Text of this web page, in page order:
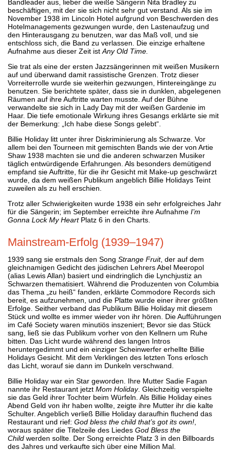
Bandleader aus, lieber die weiße Sängerin Nita Bradley zu
beschäftigen, mit der sie sich nicht sehr gut verstand. Als sie im
November 1938 im Lincoln Hotel aufgrund von Beschwerden des
Hotelmanagements gezwungen wurde, den Lastenaufzug und
den Hinterausgang zu benutzen, war das Maß voll, und sie
entschloss sich, die Band zu verlassen. Die einzige erhaltene
Aufnahme aus dieser Zeit ist Any Old Time.
Sie trat als eine der ersten Jazzsängerinnen mit weißen Musikern
auf und überwand damit rassistische Grenzen. Trotz dieser
Vorreiterrolle wurde sie weiterhin gezwungen, Hintereingänge zu
benutzen. Sie berichtete später, dass sie in dunklen, abgelegenen
Räumen auf ihre Auftritte warten musste. Auf der Bühne
verwandelte sie sich in Lady Day mit der weißen Gardenie im
Haar. Die tiefe emotionale Wirkung ihres Gesangs erklärte sie mit
der Bemerkung: „Ich habe diese Songs gelebt“.
Billie Holiday litt unter ihrer Diskriminierung als Schwarze. Vor
allem bei den Tourneen mit gemischten Bands wie der von Artie
Shaw 1938 machten sie und die anderen schwarzen Musiker
täglich entwürdigende Erfahrungen. Als besonders demütigend
empfand sie Auftritte, für die ihr Gesicht mit Make-up geschwärzt
wurde, da dem weißen Publikum angeblich Billie Holidays Teint
zuweilen als zu hell erschien.
Trotz aller Schwierigkeiten wurde 1938 ein sehr erfolgreiches Jahr
für die Sängerin; im September erreichte ihre Aufnahme I’m
Gonna Lock My HeartPlatz 6 in den Charts.
Mainstream-Erfolg (1939–1947)
1939 sang sie erstmals den Song Strange Fruit, der auf dem
gleichnamigen Gedicht des jüdischen Lehrers Abel Meeropol
(alias Lewis Allan) basiert und eindringlich die Lynchjustiz an
Schwarzen thematisiert. Während die Produzenten von Columbia
das Thema „zu heiß“ fanden, erklärte Commodore Records sich
bereit, es aufzunehmen, und die Platte wurde einer ihrer größten
Erfolge. Seither verband das Publikum Billie Holiday mit diesem
Stück und wollte es immer wieder von ihr hören. Die Aufführungen
im Café Society waren minutiös inszeniert; Bevor sie das Stück
sang, ließ sie das Publikum vorher von den Kellnern um Ruhe
bitten. Das Licht wurde während des langen Intros
heruntergedimmt und ein einziger Scheinwerfer erhellte Billie
Holidays Gesicht. Mit dem Verklingen des letzten Tons erlosch
das Licht, worauf sie dann im Dunkeln verschwand.
Billie Holiday war ein Star geworden. Ihre Mutter Sadie Fagan
nannte ihr Restaurant jetzt Mom Holiday. Gleichzeitig verspielte
sie das Geld ihrer Tochter beim Würfeln. Als Billie Holiday eines
Abend Geld von ihr haben wollte, zeigte ihre Mutter ihr die kalte
Schulter. Angeblich verließ Billie Holiday daraufhin fluchend das
Restaurant und rief: God bless the child that’s got its own!
woraus später die Titelzeile des Liedes God Bless the
Child werden sollte. Der Song erreichte Platz 3 in den Billboards
des Jahres und verkaufte sich über eine Million Mal.